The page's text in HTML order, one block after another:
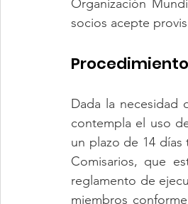
Organización
socios acepte
Dada la necesidad
contempla el uso
un plazo de 14
Comisarios, que
reglamento de
miembros